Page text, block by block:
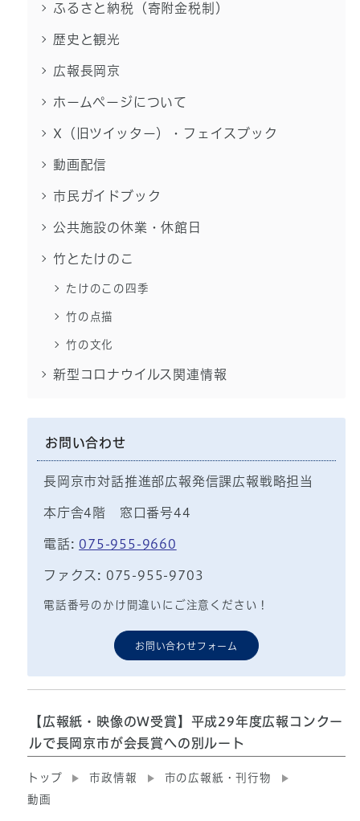
ふるさと納税（寄附金税制）
歴史と観光
広報長岡京
ホームページについて
X（旧ツイッター）・フェイスブック
動画配信
市民ガイドブック
公共施設の休業・休館日
竹とたけのこ
たけのこの四季
竹の点描
竹の文化
新型コロナウイルス関連情報
お問い合わせ
長岡京市対話推進部広報発信課広報戦略担当
本庁舎4階 窓口番号44
電話: 075-955-9660
ファクス: 075-955-9703
電話番号のかけ間違いにご注意ください！
お問い合わせフォーム
【広報紙・映像のW受賞】平成29年度広報コンクー
ルで長岡京市が会長賞への別ルート
トップ 市政情報
市の広報紙・刊行物
動画